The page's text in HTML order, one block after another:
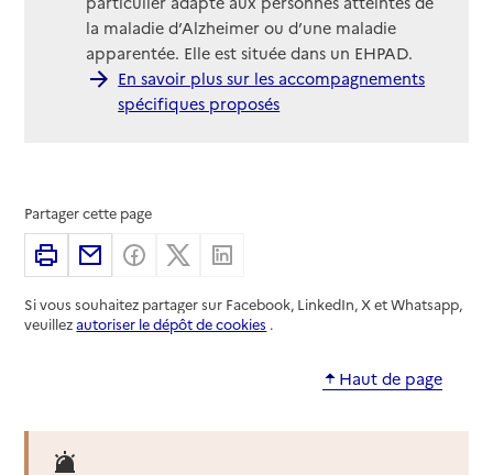
la maladie d’Alzheimer ou d’une maladie
apparentée. Elle est située dans un EHPAD.
En savoir plus sur les accompagnements
spécifiques proposés
Partager cette page
ImprimerPartager par email
Partager sur Facebook
Partager sur X
Si vous souhaitez partager sur Facebook, LinkedIn, X et Whatsapp,
veuillezautoriser le dépôt de cookies .
Haut de page